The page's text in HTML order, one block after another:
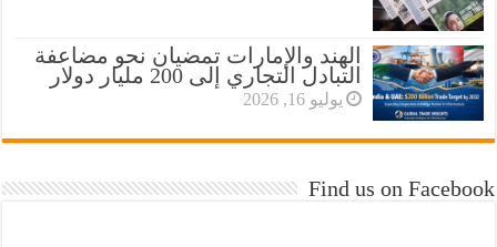
الهند والإمارات تمضيان نحو مضاعفة
التبادل التجاري إلى 200 مليار دولار
يوليو 16, 2026
Find us on Facebook